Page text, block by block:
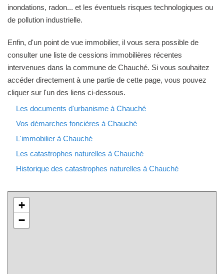
inondations, radon... et les éventuels risques technologiques ou
de pollution industrielle.
Enfin, d'un point de vue immobilier, il vous sera possible de
consulter une liste de cessions immobilières récentes
intervenues dans la commune de Chauché. Si vous souhaitez
accéder directement à une partie de cette page, vous pouvez
cliquer sur l'un des liens ci-dessous.
Les documents d'urbanisme à Chauché
Vos démarches foncières à Chauché
L'immobilier à Chauché
Les catastrophes naturelles à Chauché
Historique des catastrophes naturelles à Chauché
+
−